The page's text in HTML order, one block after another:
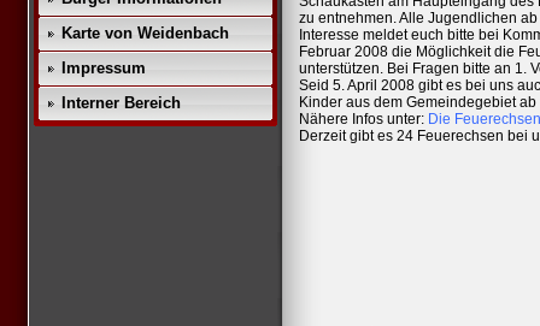
Karte von Weidenbach
Impressum
Interner Bereich
zu entnehmen. Alle Jugendlichen
Interesse meldet euch bitte bei
Februar 2008 die Möglichkeit die
unterstützen. Bei Fragen bitte an 1.
Seid 5. April 2008 gibt es bei uns
Kinder aus dem Gemeindegebiet
Nähere Infos unter: Die Feuerechsen
Derzeit gibt es 24 Feuerechsen bei